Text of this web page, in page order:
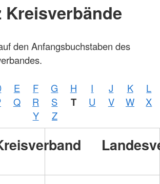
Kreisverbände
den Anfangsbuchstaben des
E F G H I J K
L
Q R S T U V W
X
Y
Z